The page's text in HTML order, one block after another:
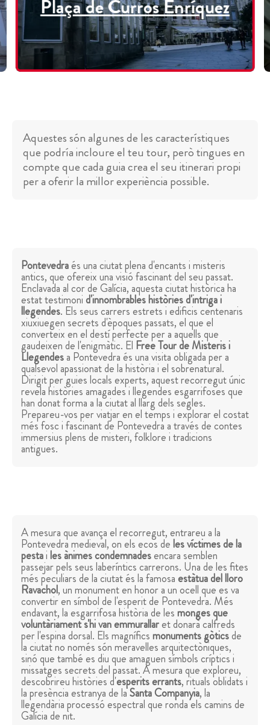
Plaça de Curros Enríquez
Aquestes són algunes de les característiques
que podría incloure el teu tour, però tingues en
compte que cada guia crea el seu itinerari propi
per a oferir la millor experiència possible.
Pontevedraés una ciutat plena d'encants i misteris
antics, que ofereix una visió fascinant del seu passat.
Enclavada al cor de Galícia, aquesta ciutat històrica ha
estat testimonid'innombrables històries d'intriga i
llegendes. Els seus carrers estrets i edificis centenaris
xiuxiuegen secrets d'èpoques passats, el que el
converteix en el destí perfecte per a aquells que
gaudeixen de l'enigmàtic. El Free Tour de Misteris i
Llegendesa Pontevedra és una visita obligada per a
qualsevol apassionat de la història i el sobrenatural.
Dirigit per guies locals experts, aquest recorregut únic
revela històries amagades i llegendes esgarrifoses que
han donat forma a la ciutat al llarg dels segles.
Prepareu-vos per viatjar en el temps i explorar el costat
més fosc i fascinant de Pontevedra a través de contes
immersius plens de misteri, folklore i tradicions
antigues.
A mesura que avança el recorregut, entrareu a la
Pontevedra medieval, on els ecos deles víctimes de la
pestailes ànimes condemnadesencara semblen
passejar pels seus laberíntics carrerons. Una de les fites
més peculiars de la ciutat és la famosaestàtua del lloro
Ravachol, un monument en honor a un ocell que es va
convertir en símbol de l'esperit de Pontevedra. Més
endavant, la esgarrifosa història de lesmonges que
voluntàriament s'hi van emmurallaret donarà calfreds
per l'espina dorsal. Els magníficsmonuments gòticsde
la ciutat no només són meravelles arquitectòniques,
sinó que també es diu que amaguen símbols críptics i
missatges secrets del passat. A mesura que exploreu,
descobrireu històries d'esperits errants, rituals oblidats i
la presència estranya de laSanta Companyia, la
llegendària processó espectral que ronda els camins de
Galícia de nit.